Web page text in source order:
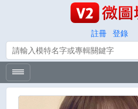
註冊 登錄
搜索